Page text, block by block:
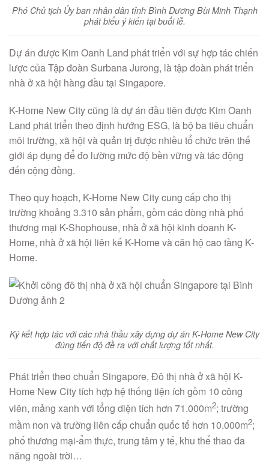
Phó Chủ tịch Ủy ban nhân dân tỉnh Bình Dương Bùi Minh Thạnh
phát biểu ý kiến tại buổi lễ.
Dự án được Kim Oanh Land phát triển với sự hợp tác chiến
lược của Tập đoàn Surbana Jurong, là tập đoàn phát triển
nhà ở xã hội hàng đầu tại Singapore.
K-Home New City cũng là dự án đầu tiên được Kim Oanh
Land phát triển theo định hướng ESG, là bộ ba tiêu chuẩn
môi trường, xã hội và quản trị được nhiều tổ chức trên thế
giới áp dụng để đo lường mức độ bền vững và tác động
đến cộng đồng.
Theo quy hoạch, K-Home New City cung cấp cho thị
trường khoảng 3.310 sản phẩm, gồm các dòng nhà phố
thương mại K-Shophouse, nhà ở xã hội kinh doanh K-
Home, nhà ở xã hội liên kế K-Home và căn hộ cao tầng K-
Home.
Ký kết hợp tác với các nhà thầu xây dựng dự án K-Home New City
đúng tiến độ đề ra với chất lượng tốt nhất.
Phát triển theo chuẩn Singapore, Đô thị nhà ở xã hội K-
Home New City tích hợp hệ thống tiện ích gồm 10 công
viên, mảng xanh với tổng diện tích hơn 71.000m2; trường
mầm non và trường liên cấp chuẩn quốc tế hơn 10.000m2;
phố thương mại-ẩm thực, trung tâm y tế, khu thể thao đa
năng ngoài trời…